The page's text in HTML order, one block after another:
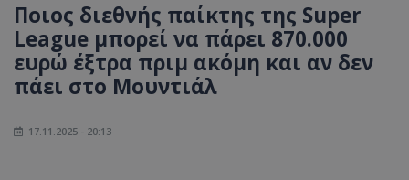
Ποιος διεθνής παίκτης της Super
League μπορεί να πάρει 870.000
ευρώ έξτρα πριμ ακόμη και αν δεν
πάει στο Μουντιάλ
17.11.2025 - 20:13